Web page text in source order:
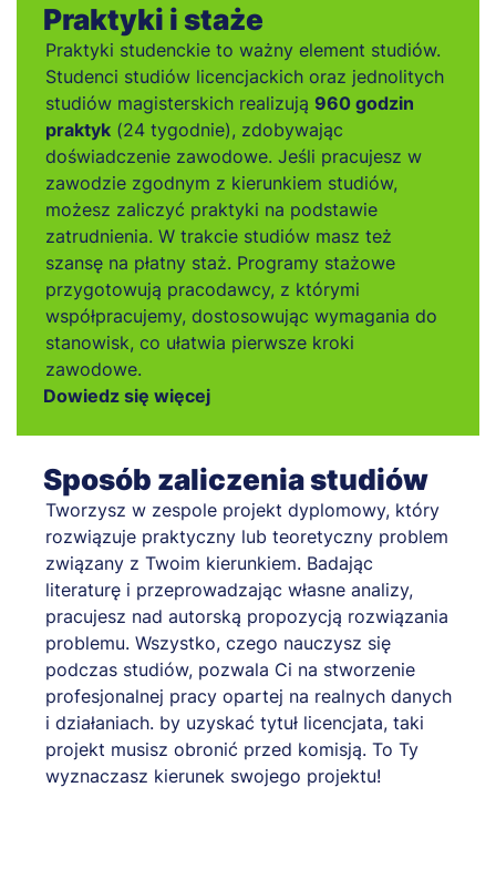
Praktyki i staże
Praktyki studenckie to ważny element studiów.
Studenci studiów licencjackich oraz jednolitych
studiów magisterskich realizują 960 godzin
praktyk (24 tygodnie), zdobywając
doświadczenie zawodowe. Jeśli pracujesz w
zawodzie zgodnym z kierunkiem studiów,
możesz zaliczyć praktyki na podstawie
zatrudnienia. W trakcie studiów masz też
szansę na płatny staż. Programy stażowe
przygotowują pracodawcy, z którymi
współpracujemy, dostosowując wymagania do
stanowisk, co ułatwia pierwsze kroki
zawodowe.
Dowiedz się więcej
Sposób zaliczenia studiów
Tworzysz w zespole projekt dyplomowy, który
rozwiązuje praktyczny lub teoretyczny problem
związany z Twoim kierunkiem. Badając
literaturę i przeprowadzając własne analizy,
pracujesz nad autorską propozycją rozwiązania
problemu. Wszystko, czego nauczysz się
podczas studiów, pozwala Ci na stworzenie
profesjonalnej pracy opartej na realnych danych
i działaniach. by uzyskać tytuł licencjata, taki
projekt musisz obronić przed komisją. To Ty
wyznaczasz kierunek swojego projektu!